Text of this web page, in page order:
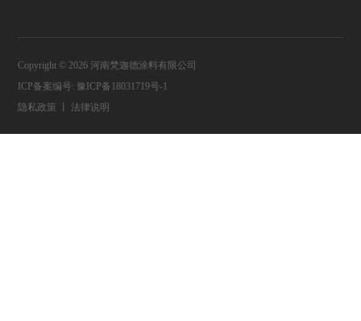
Copyright © 2026 河南梵迦德涂料有限公司
ICP备案编号: 豫ICP备18031719号-1
隐私政策
法律说明